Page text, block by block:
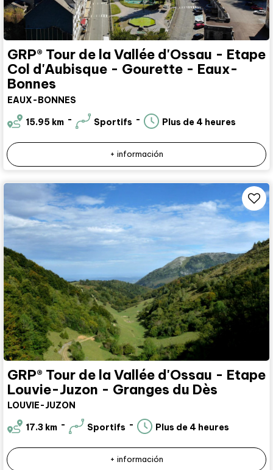
GRP® Tour de la Vallée d'Ossau - Etape
Col d'Aubisque - Gourette - Eaux-
Bonnes
EAUX-BONNES
15.95 km Sportifs Plus de 4 heures
+ información
GRP® Tour de la Vallée d'Ossau - Etape
Louvie-Juzon - Granges du Dès
LOUVIE-JUZON
17.3 km Sportifs Plus de 4 heures
+ información